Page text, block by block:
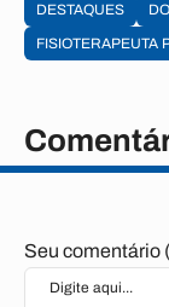
DESTAQUES
FISIOTERAPEUTA
Seu comentário